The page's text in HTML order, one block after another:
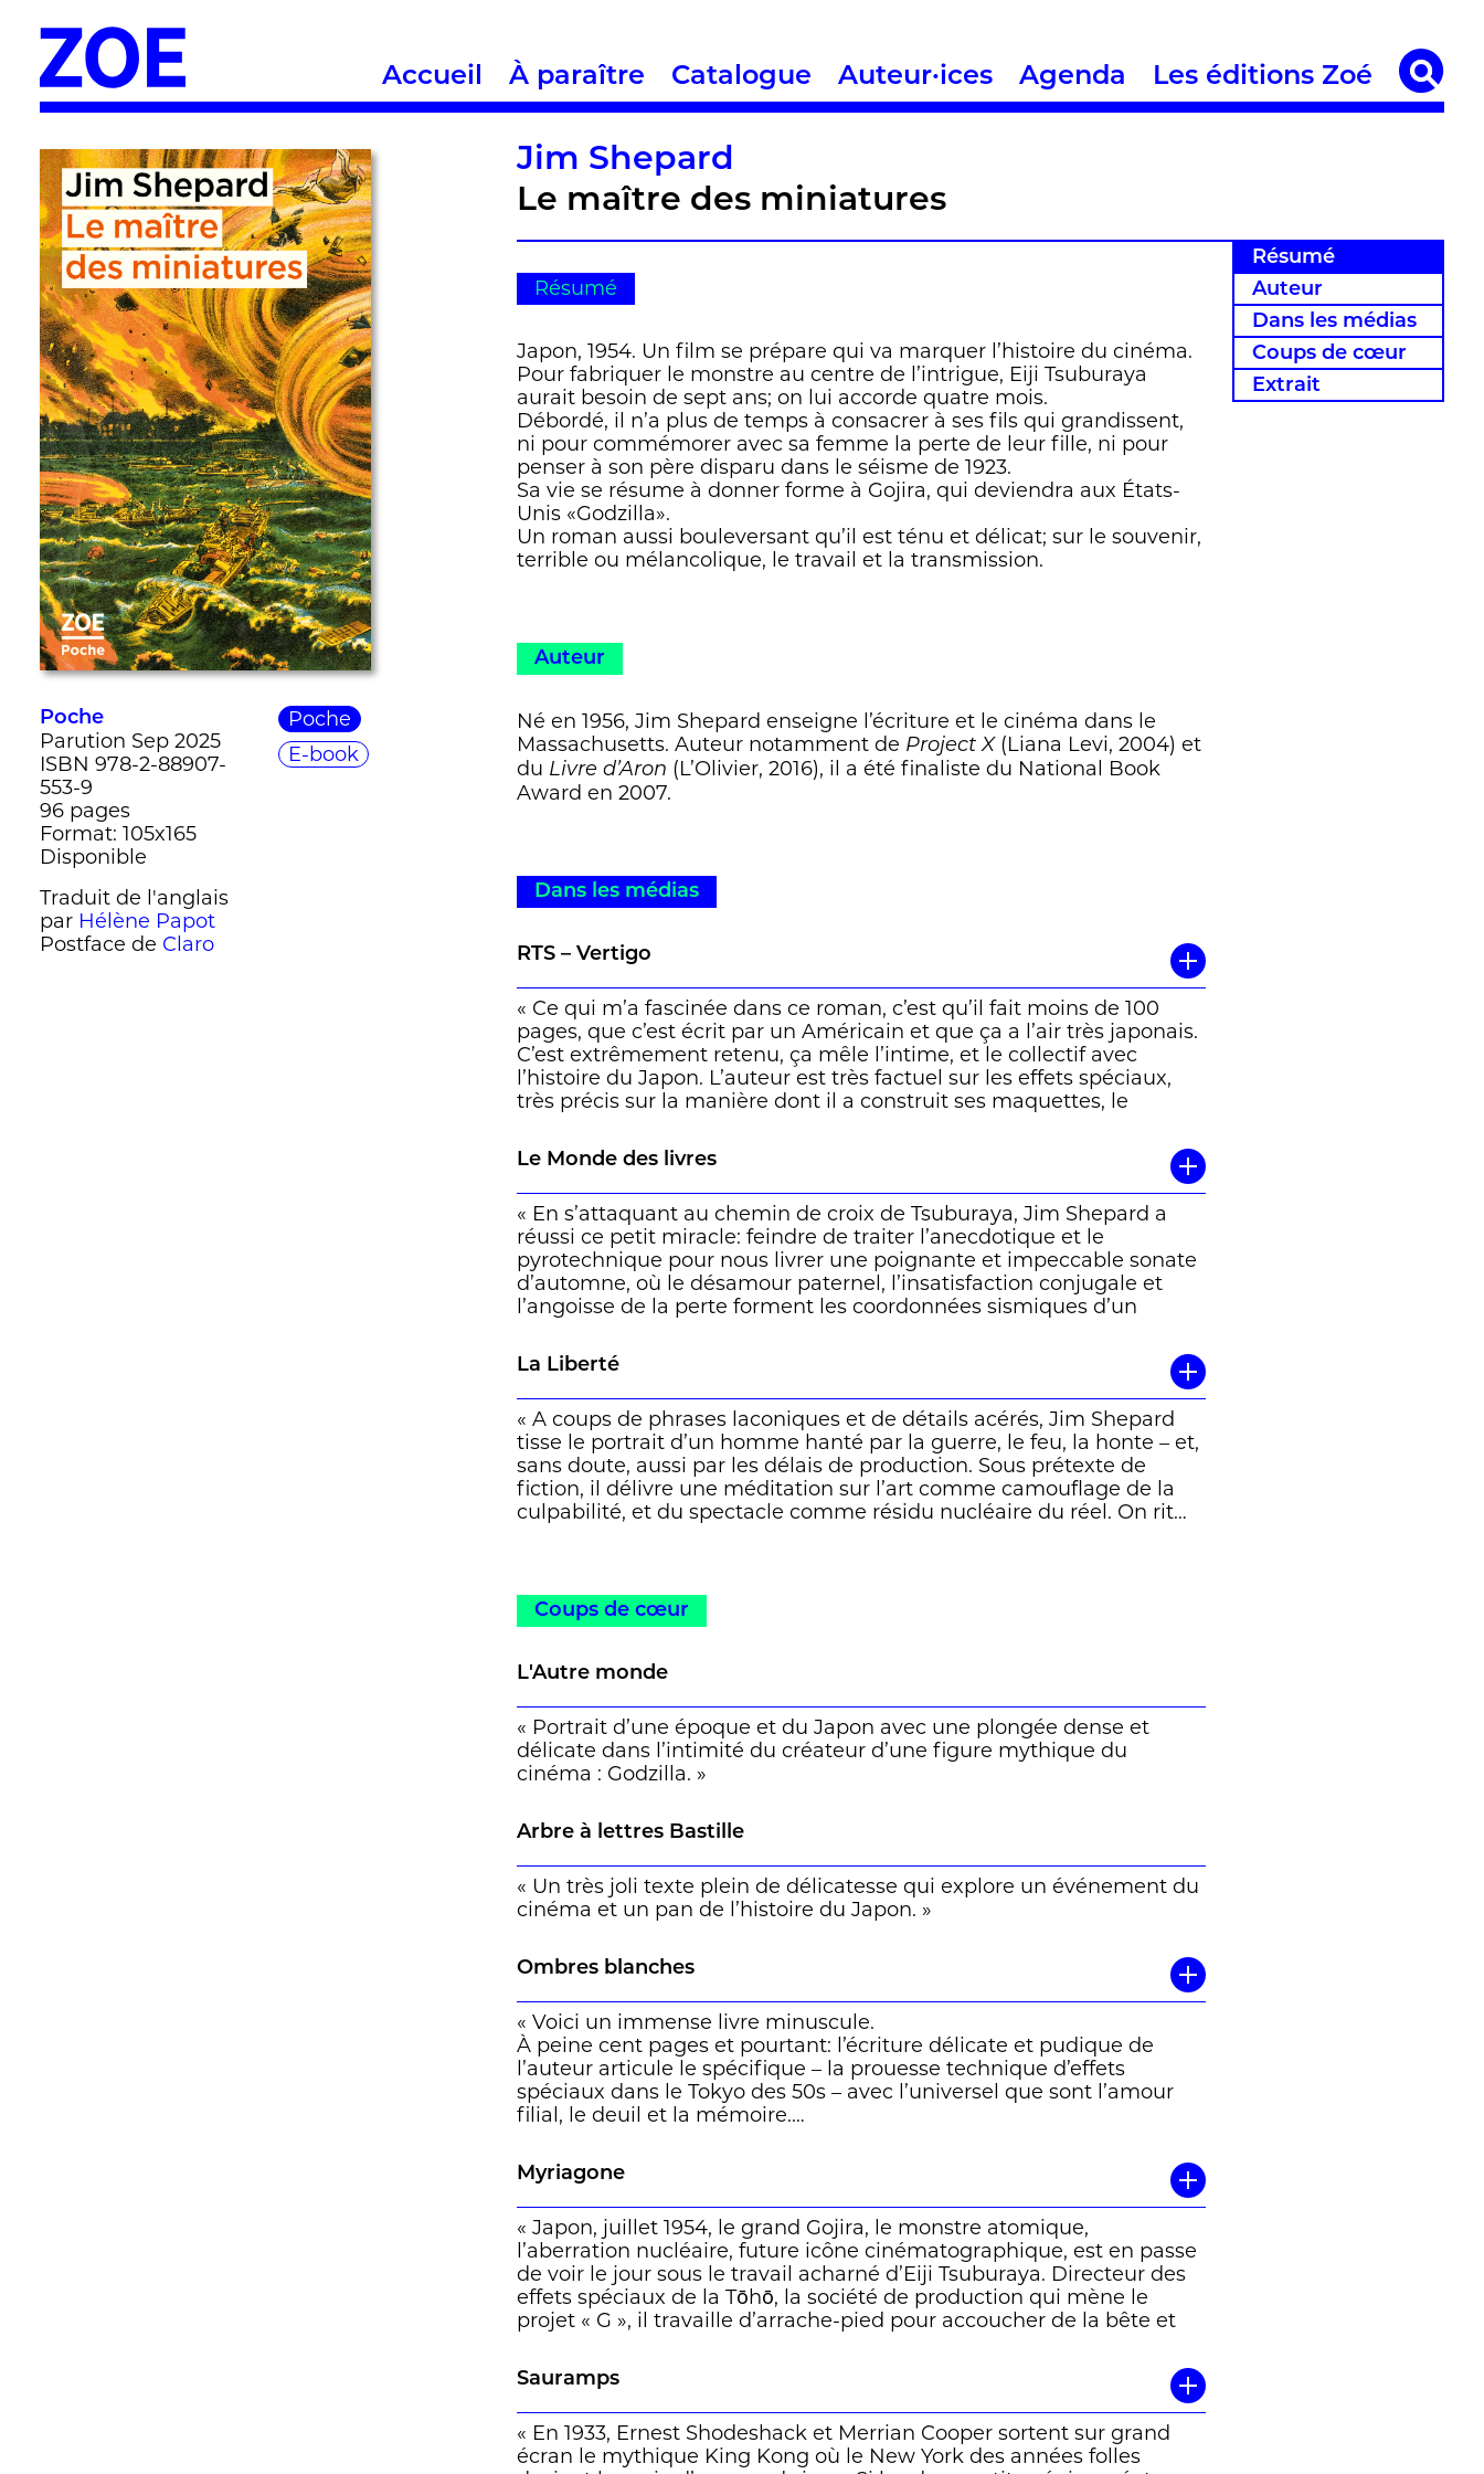
Accueil À paraître Catalogue Auteur·ices Agenda Les éditions Zoé
Poche
Parution Sep 2025
ISBN 978-2-88907-
553-9
96 pages
Format: 105x165
Disponible
Traduit de l'anglais
par Hélène Papot
Postface de Claro
Poche
E-book
Jim Shepard
Le maître des miniatures
Résumé
Auteur
Dans les médias
Coups de cœur
Extrait
Résumé
Japon, 1954. Un film se prépare qui va marquer l’histoire du cinéma.
Pour fabriquer le monstre au centre de l’intrigue, Eiji Tsuburaya
aurait besoin de sept ans; on lui accorde quatre mois.
Débordé, il n’a plus de temps à consacrer à ses fils qui grandissent,
ni pour commémorer avec sa femme la perte de leur fille, ni pour
penser à son père disparu dans le séisme de 1923.
Sa vie se résume à donner forme à Gojira, qui deviendra aux États-
Unis «Godzilla».
Un roman aussi bouleversant qu’il est ténu et délicat; sur le souvenir,
terrible ou mélancolique, le travail et la transmission.
Auteur
Né en 1956, Jim Shepard enseigne l’écriture et le cinéma dans le
Massachusetts. Auteur notamment de Project X(Liana Levi, 2004) et
du Livre d’Aron (L’Olivier, 2016), il a été finaliste du National Book
Award en 2007.
Dans les médias
RTS – Vertigo
« Ce qui m’a fascinée dans ce roman, c’est qu’il fait moins de 100
pages, que c’est écrit par un Américain et que ça a l’air très japonais.
C’est extrêmement retenu, ça mêle l’intime, et le collectif avec
l’histoire du Japon. L’auteur est très factuel sur les effets spéciaux,
très précis sur la manière dont il a construit ses maquettes, le
touche à la vie de Tsuburaya et le sentiment national japonais suite à
la guerre. Une vraie réussite. »
Écouter le coup de Geneviève Bridelici (minute 17)
Le Monde des livres
« En s’attaquant au chemin de croix de Tsuburaya, Jim Shepard a
réussi ce petit miracle: feindre de traiter l’anecdotique et le
pyrotechnique pour nous livrer une poignante et impeccable sonate
d’automne, où le désamour paternel, l’insatisfaction conjugale et
l’angoisse de la perte forment les coordonnées sismiques d’un
irradiée du cauchemar,
dans un Tokyo sans cesse dévasté que dans la mémoire de ruines
intimes. »
L’article complet de Claroici
La Liberté
« A coups de phrases laconiques et de détails acérés, Jim Shepard
tisse le portrait d’un homme hanté par la guerre, le feu, la honte – et,
sans doute, aussi par les délais de production. Sous prétexte de
fiction, il délivre une méditation sur l’art comme camouflage de la
culpabilité, et du spectacle comme résidu nucléaire du réel. On rit
miniature une tragédie, du silence japonais un hurlement feutré. On
sort secoué et vaguement radioactif. » Olivier Wyser
Coups de cœur
L'Autre monde
« Portrait d’une époque et du Japon avec une plongée dense et
délicate dans l’intimité du créateur d’une figure mythique du
cinéma : Godzilla. »
Arbre à lettres Bastille
« Un très joli texte plein de délicatesse qui explore un événement du
cinéma et un pan de l’histoire du Japon. »
Ombres blanches
« Voici un immense livre minuscule.
À peine cent pages et pourtant: l’écriture délicate et pudique de
l’auteur articule le spécifique – la prouesse technique d’effets
spéciaux dans le Tokyo des 50s – avec l’universel que sont l’amour
filial, le deuil et la mémoire.
protagoniste, mais aussi dans le cerveau du lecteur qui se retrouvera
à lire un auteur américain qu’on jurerait japonais, ainsi qu’un roman
miniature à la densité psychologique d’un roman-fleuve : une
illusion virtuose à découvrir chez la superbe maison d’édition Zoé. »
Myriagone
« Japon, juillet 1954, le grand Gojira, le monstre atomique,
l’aberration nucléaire, future icône cinématographique, est en passe
de voir le jour sous le travail acharné d’Eiji Tsuburaya. Directeur des
effets spéciaux de la Tōhō, la société de production qui mène le
projet « G », il travaille d’arrache-pied pour accoucher de la bête et
Totalement sous pression, soumis à des délais intenables, sa vie ne
se résume plus qu’à créer un monstre et à donner à voir des
paysages dévastés.
Débordé, happé par sa tâche, il en vient à négliger son foyer. Sa
Sauramps
« En 1933, Ernest Shodeshack et Merrian Cooper sortent sur grand
écran le mythique King Kong où le New York des années folles